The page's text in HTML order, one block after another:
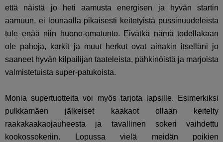
että näistä jo heti aamusta energisen ja hyvän startin
aamuun, ei lounaalla pikaisesti keitetyistä pussinuudeleista
tule enää niin huono-omatunto. Eivätkä nämä todellakaan
ole pahoja, karkit ja muut herkut ovat ainakin itselläni jo
saaneet hyvän kilpailijan taateleista, pähkinöistä ja marjoista
valmistetuista super-patukoista.
Monia supertuotteita voi myös tarjota lapsille. Esimerkiksi
pulkkamäen jälkeiset kaakaot ollaan keitelty
raakakaakaojauheesta ja tavallinen sokeri vaihdettu
kookossokeriin. Lopussa vielä meidän poikien